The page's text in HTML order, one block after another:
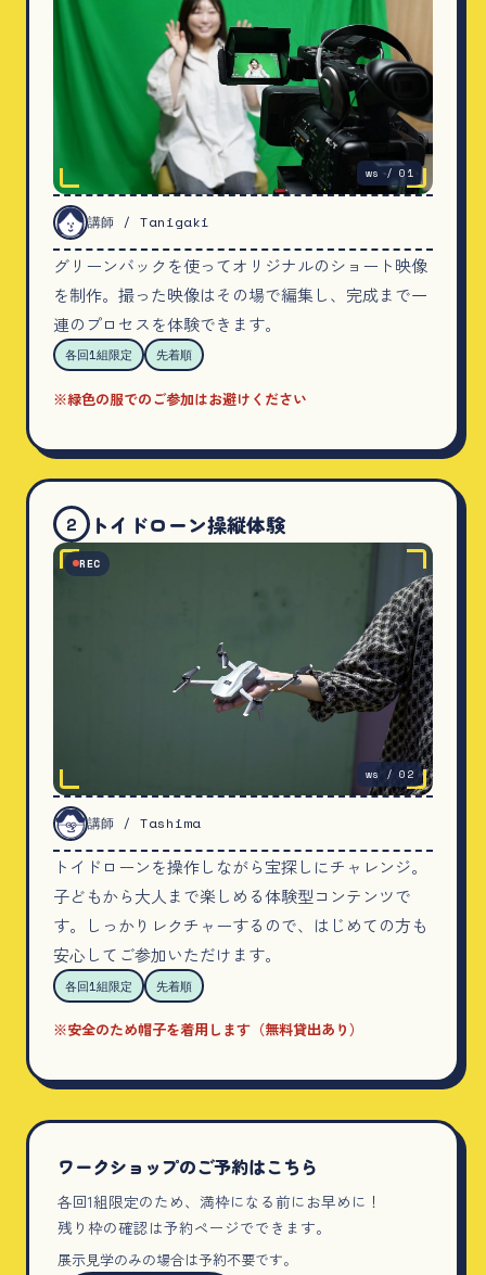
ws / 01
講師 / Tanigaki
グリーンバックを使ってオリジナルのショート映像
を制作。撮った映像はその場で編集し、完成まで一
連のプロセスを体験できます。
各回1組限定 先着順
※緑色の服でのご参加はお避けください
2 トイドローン操縦体験
REC
ws / 02
講師 / Tashima
トイドローンを操作しながら宝探しにチャレンジ。
子どもから大人まで楽しめる体験型コンテンツで
す。しっかりレクチャーするので、はじめての方も
安心してご参加いただけます。
各回1組限定 先着順
※安全のため帽子を着用します（無料貸出あり）
ワークショップのご予約はこちら
各回1組限定のため、満枠になる前にお早めに！
残り枠の確認は予約ページでできます。
展示見学のみの場合は予約不要です。